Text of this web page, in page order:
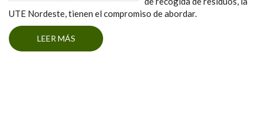
UTE Nordeste, tienen el compromiso de abordar.
LEER MÁS
SOBRE UN GESTO CON MOTIVO DEL DÍA
MUNDIAL DEL MEDIO AMBIENTE